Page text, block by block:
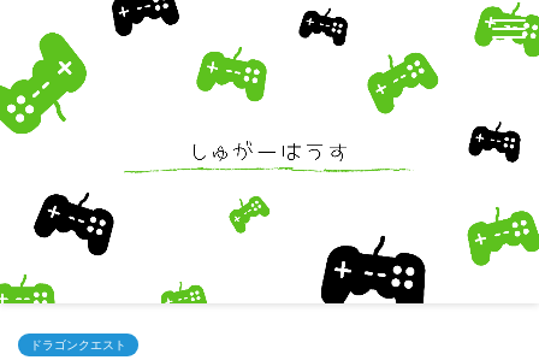
ドラゴンクエスト